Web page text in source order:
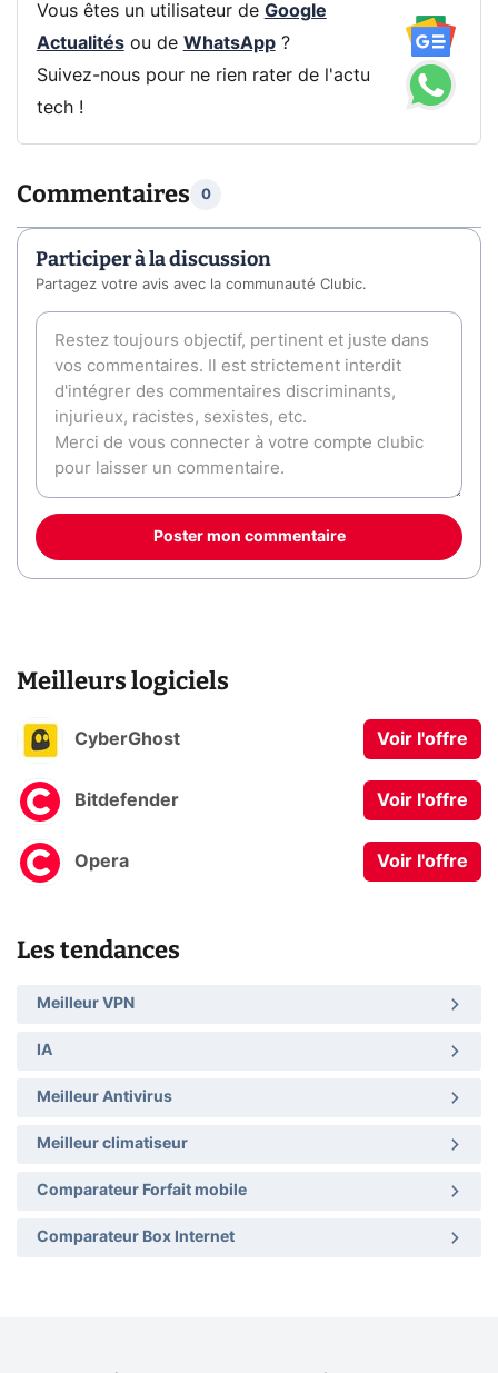
Vous êtes un utilisateur de Google
Actualitésou de WhatsApp?
Suivez-nous pour ne rien rater de l'actu
tech !
Commentaires 0
Participer à la discussion
Partagez votre avis avec la communauté Clubic.
Poster mon commentaire
Meilleurs logiciels
CyberGhost Voir l'offre
Bitdefender Voir l'offre
Opera Voir l'offre
Les tendances
Meilleur VPN
IA
Meilleur Antivirus
Meilleur climatiseur
Comparateur Forfait mobile
Comparateur Box Internet